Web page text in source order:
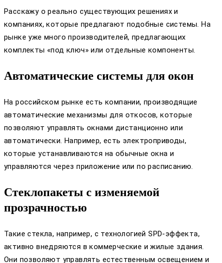
Расскажу о реально существующих решениях и
компаниях, которые предлагают подобные системы. На
рынке уже много производителей, предлагающих
комплекты «под ключ» или отдельные компоненты.
Автоматические системы для окон
На российском рынке есть компании, производящие
автоматические механизмы для откосов, которые
позволяют управлять окнами дистанционно или
автоматически. Например, есть электроприводы,
которые устанавливаются на обычные окна и
управляются через приложение или по расписанию.
Стеклопакеты с изменяемой
прозрачностью
Такие стекла, например, с технологией SPD-эффекта,
активно внедряются в коммерческие и жилые здания.
Они позволяют управлять естественным освещением и